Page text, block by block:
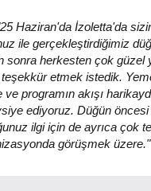
Haziran'da İzoletta'da
ile gerçekleştirdiğimiz
sonra herkesten çok güzel
etmek istedik.
programın akışı
ediyoruz. Düğün
ilgi için de ayrıca çok
görüşmek üzere."